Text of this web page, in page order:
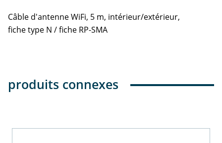
Câble d'antenne WiFi, 5 m, intérieur/extérieur,
fiche type N / fiche RP-SMA
produits connexes